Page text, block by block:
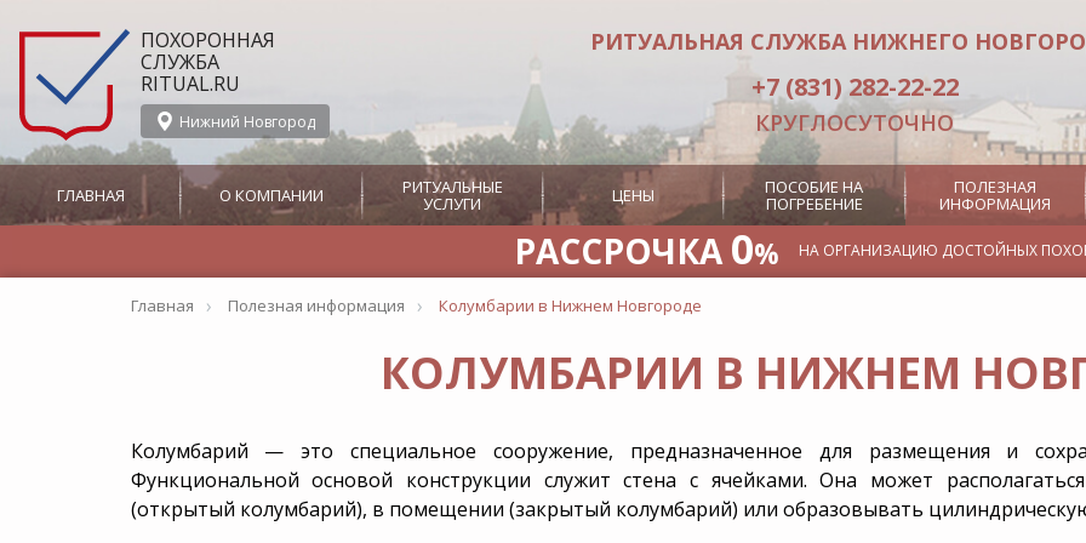
ПОХОРОННАЯ
СЛУЖБА
RITUAL.RU
Нижний Новгород
РИТУАЛЬНАЯ СЛУЖБА НИЖНЕГО
+7 (831) 282-22-22
КРУГЛОСУТОЧНО
ГЛАВНАЯ О КОМПАНИИ
О службе Ritual.ru в
Сотрудничество
СМИ о Ritual.ru
РИТУАЛЬНЫЕ
УСЛУГИ
Организация
Бальзамирование
Дополнительная скидка в
5000 рублей от компании
Организация похорон в
беспроцентную рассрочку
от Ritual.ru
Услуги
церемониймейстера
Заказ похоронного
оркестра
Заказ ритуального лифта
Место на
ЦЕНЫ ПОСОБИЕ НА
ПОГРЕБЕНИЕ
ПОЛЕЗНАЯ
ИНФОРМАЦИЯ
РАССРОЧКА 0% НА ОРГАНИЗАЦИЮ ДОСТОЙНЫХ
Главная › Полезная информация › Колумбарии в Нижнем Новгороде
КОЛУМБАРИИ В НИЖНЕМ
Колумбарий — это специальное сооружение, предназначенное для размещения и
Функциональной основой конструкции служит стена с ячейками. Она может
(открытый колумбарий), в помещении (закрытый колумбарий) или образовывать